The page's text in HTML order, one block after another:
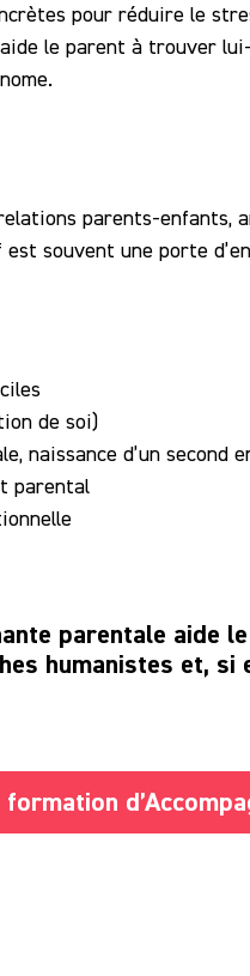
pour réduire le
le parent à trouver
parents-enfants,
souvent une porte
de soi)
naissance d’un second
parental
parentale aide
humanistes et,